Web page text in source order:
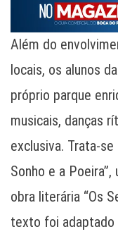
Além do
locais, os alunos
próprio parque
musicais, danças
exclusiva. Trata-
Sonho e a
obra literária “Os
texto foi adaptado